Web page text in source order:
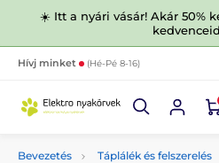
☀️ Itt a nyári vásár! Akár 50%
Hívj minket (Hé-Pé 8-16)
Bevezetés Táplálék és felszerelés